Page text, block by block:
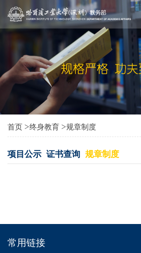
首页 >终身教育 >规章制度
项目公示 证书查询 规章制度
常用链接